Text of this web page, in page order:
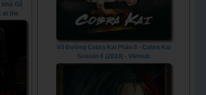
Nhà Gỗ
at the
Võ Đường Cobra Kai Phần 6 - Cobra Kai
Season 6 (2024) - Vietsub